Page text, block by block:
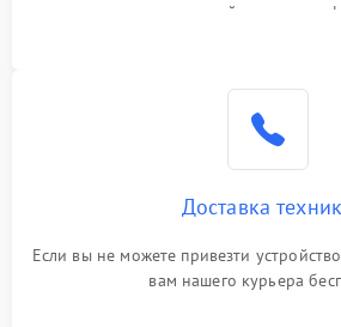
или оставить свой номер
Доставка
Если вы не можете привезти
вам нашего курьера